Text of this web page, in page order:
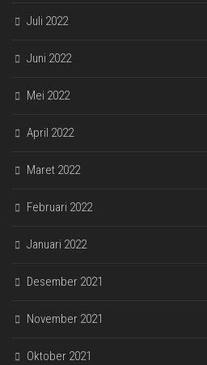
Juli 2022
Juni 2022
Mei 2022
April 2022
Maret 2022
Februari 2022
Januari 2022
Desember 2021
November 2021
Oktober 2021